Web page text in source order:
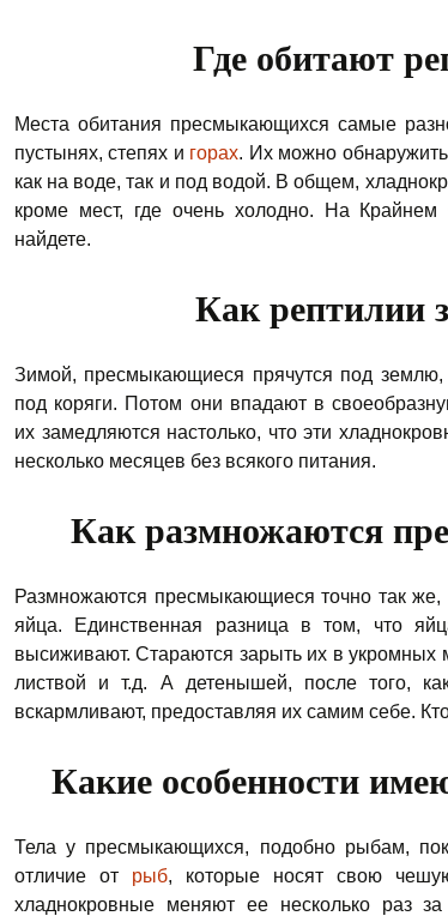
Где обитают
Места обитания пресмыкающихся самые
пустынях, степях и горах. Их можно
как на воде, так и под водой. В общем,
кроме мест, где очень холодно. На Крайнем
найдете.
Как рептилии
Зимой, пресмыкающиеся прячутся под
под коряги. Потом они впадают в
их замедляются настолько, что эти
несколько месяцев без всякого питания.
Как размножаются
Размножаются пресмыкающиеся точно так же,
яйца. Единственная разница в том, что
высиживают. Стараются зарыть их в укромных
листвой и т.д. А детенышей, после того,
вскармливают, предоставляя их самим себе.
Какие особенности
Тела у пресмыкающихся, подобно рыбам,
отличие от рыб, которые носят свою
хладнокровные меняют ее несколько раз